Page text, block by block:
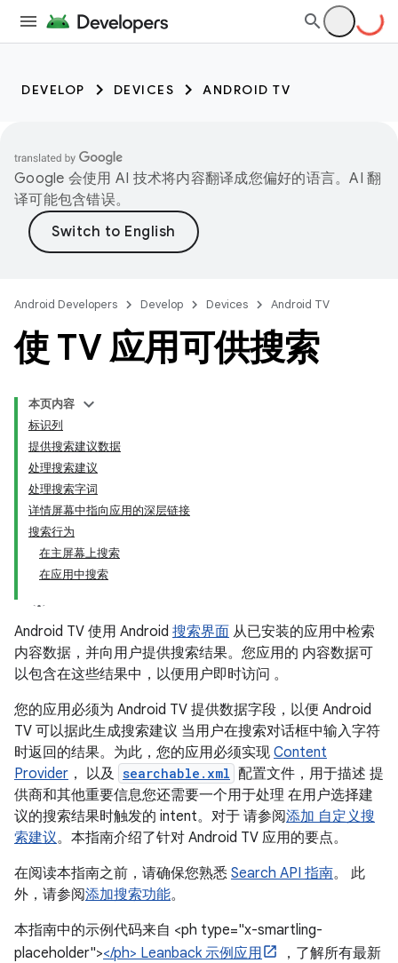
DEVELOP DEVICES ANDROID TV
Google 会使用 AI 技术将内容翻译成您偏好的语言。AI 翻
译可能包含错误。
Android Developers Develop Devices Android TV
使 TV 应用可供搜索
本页内容
标识列
提供搜索建议数据
处理搜索建议
处理搜索字词
详情屏幕中指向应用的深层链接
搜索行为
在主屏幕上搜索
在应用中搜索
Android TV 使用 Android 搜索界面 从已安装的应用中检索
内容数据，并向用户提供搜索结果。您应用的 内容数据可
以包含在这些结果中，以便用户即时访问 。
您的应用必须为 Android TV 提供数据字段，以便 Android
TV 可以据此生成搜索建议 当用户在搜索对话框中输入字符
时返回的结果。为此，您的应用必须实现 Content
Provider ， 以及 searchable.xml 配置文件，用于描述 提
供商和其他重要信息您还需要一个用于处理 在用户选择建
议的搜索结果时触发的 intent。对于 请参阅添加 自定义搜
索建议。本指南介绍了针对 Android TV 应用的要点。
在阅读本指南之前，请确保您熟悉 Search API 指南。 此
外，请参阅添加搜索功能。
本指南中的示例代码来自 <ph type="x-smartling-
placeholder"></ph> Leanback 示例应用
，了解所有最新